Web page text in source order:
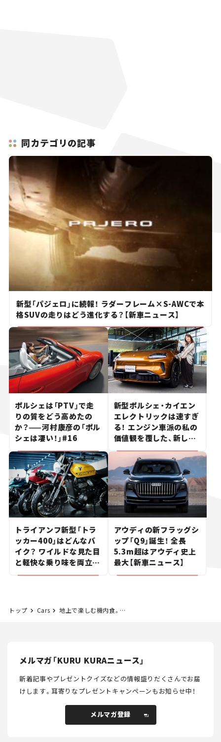
同カテゴリの記事
新型「パジェロ」に続報！ ラダーフレーム×S-AWCで本
格SUVの走りはどう進化する？【新車ニュース】
ポルシェは「PTV」で走
りの質をどう高めたの
か？——河村康彦の「ポル
シェは凄い！」#16
新型ポルシェ・カイエン
エレクトリックは速すぎ
る！ エンジン車派の私の
価値観を覆した、新しい
ポルシェの走り。
トライアンフ新型「トラ
ッカー400」はどんなバ
イク？ ワイルドな見た目
と軽快な乗り味を両立し
た400ccフラットトラッ
アウディの新フラッグシ
ップ「Q9」誕生！ 全長
5.3m超はアウディ史上
最大【新車ニュース】
トップ Cars 地上で楽しむ機内食。通販やレストランコラボを期間限定で実施中
メルマガ「KURU KURAニュース」
新着記事やプレゼントクイズなどの情報盛りだくさんでお届
けします。耳寄りなプレゼントキャンペーンもお知らせ中！
メルマガ登録